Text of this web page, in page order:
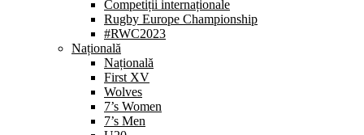
Competiții internaționale
Rugby Europe Championship
#RWC2023
Națională
Națională
First XV
Wolves
7’s Women
7’s Men